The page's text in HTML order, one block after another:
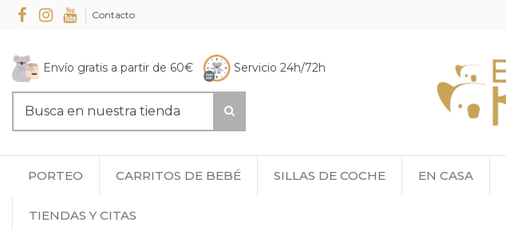
Contacto
Envío gratis a partir de 60€ Servicio 24h/72h
PORTEO CARRITOS DE BEBÉ SILLAS DE COCHE EN CASA
TIENDAS Y CITAS